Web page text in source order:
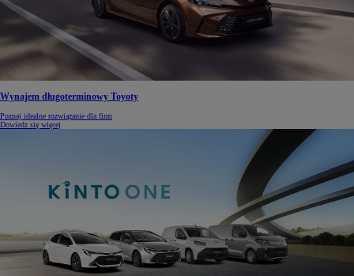
Wynajem długoterminowy Toyoty
Poznaj idealne rozwiązanie dla firm
Dowiedz się więcej